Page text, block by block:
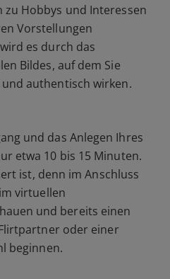
zu Hobbys und Interessen
Vorstellungen
es durch das
Bildes, auf dem Sie
authentisch wirken.
und das Anlegen Ihres
etwa 10 bis 15 Minuten.
ist, denn im Anschluss
virtuellen
und bereits einen
oder einer
beginnen.